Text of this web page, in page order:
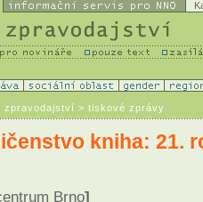
zpravodajství > tiskové zprávy
kniha: 21.
Brno]